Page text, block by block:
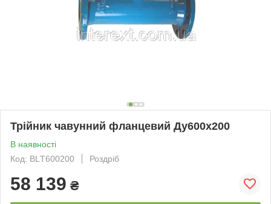
Трійник чавунний фланцевий Ду600х200
В наявності
Код: BLТ600200
Роздріб
58 139 ₴